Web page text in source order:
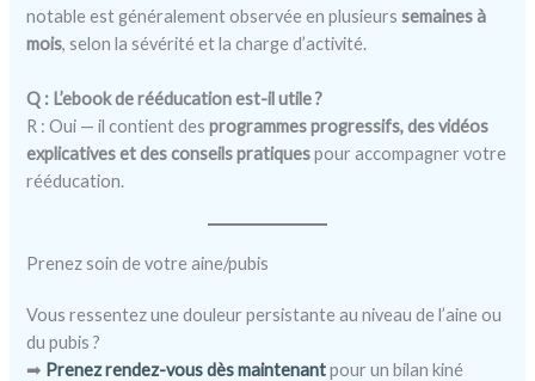
notable est généralement observée en plusieurssemaines à
mois, selon la sévérité et la charge d’activité.
Q : L’ebook de rééducation est-il utile ?
R : Oui — il contient desprogrammes progressifs, des vidéos
explicatives et des conseils pratiquespour accompagner votre
rééducation.
Prenez soin de votre aine/pubis
Vous ressentez une douleur persistante au niveau de l’aine ou
du pubis ?
➡ Prenez rendez-vous dès maintenantpour un bilan kiné